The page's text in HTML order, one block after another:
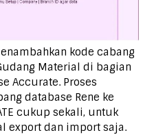
kode cabang
Material di bagian
Accurate. Proses
database Rene ke
cukup sekali, untuk
export dan import saja.